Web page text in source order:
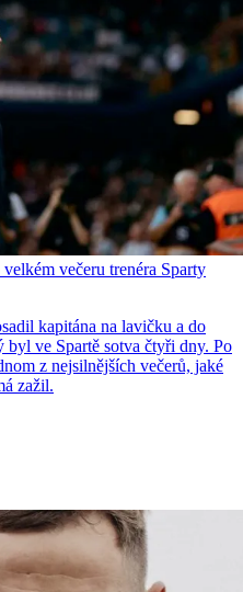
večeru trenéra Sparty
kapitána na lavičku a do
byl ve Spartě sotva čtyři dny. Po
z nejsilnějších večerů, jaké
zažil.